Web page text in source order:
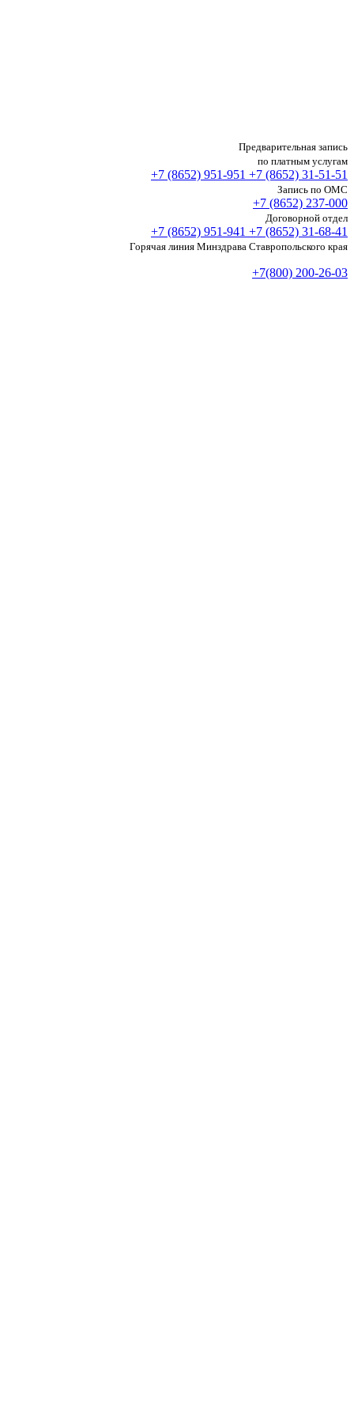
Предварительная запись
по платным услугам
+7 (8652) 951-951 +7 (8652) 31-51-51
Запись по ОМС
+7 (8652) 237-000
Договорной отдел
+7 (8652) 951-941 +7 (8652) 31-68-41
Горячая линия Минздрава Ставропольского края
+7(800) 200-26-03